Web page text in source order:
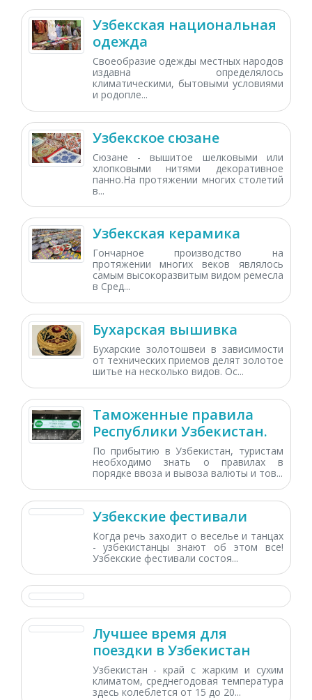
Узбекская национальная
одежда
Своеобразие одежды местных народов
издавна определялось
климатическими, бытовыми условиями
и родопле...
Узбекское сюзане
Сюзане - вышитое шелковыми или
хлопковыми нитями декоративное
панно.На протяжении многих столетий
в...
Узбекская керамика
Гончарное производство на
протяжении многих веков являлось
самым высокоразвитым видом ремесла
в Сред...
Бухарская вышивка
Бухарские золотошвеи в зависимости
от технических приемов делят золотое
шитье на несколько видов. Ос...
Таможенные правила
Республики Узбекистан.
По прибытию в Узбекистан, туристам
необходимо знать о правилах в
порядке ввоза и вывоза валюты и тов...
Узбекские фестивали
Когда речь заходит о веселье и танцах
- узбекистанцы знают об этом все!
Узбекские фестивали состоя...
Лучшее время для
поездки в Узбекистан
Узбекистан - край с жарким и сухим
климатом, среднегодовая температура
здесь колеблется от 15 до 20...